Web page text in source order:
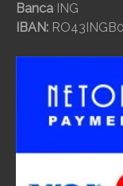
Banca ING
IBAN: